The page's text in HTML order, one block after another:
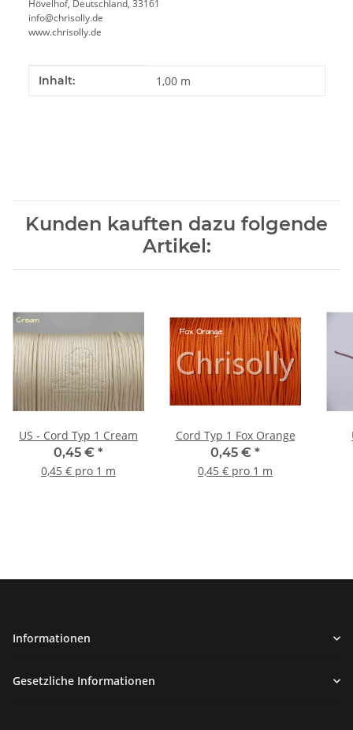
Hövelhof, Deutschland, 33161
info@chrisolly.de
www.chrisolly.de
Produkteigenschaft
Wert
Inhalt: 1,00 m
Kunden kauften dazu folgende
Artikel:
US - Cord Typ 1 Cream
0,45 € *
0,45 € pro 1 m
Cord Typ 1 Fox Orange
0,45 € *
0,45 € pro 1 m
Informationen
Gesetzliche Informationen